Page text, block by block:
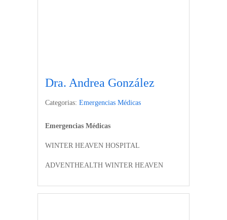
Dra. Andrea González
Categorias: Emergencias Médicas
Emergencias Médicas
WINTER HEAVEN HOSPITAL
ADVENTHEALTH WINTER HEAVEN